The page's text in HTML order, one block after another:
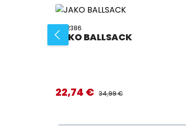
JA-2386
JAKO BALLSACK
Verkaufspreis:
22,74 € REGULÄRER PREIS:
34,99 €